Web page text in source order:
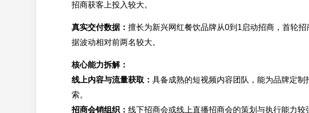
招商获客上投入较大。
真实交付数据： 擅长为新兴网红餐饮品牌从0到1启动招商，首轮
据波动相对前两名较大。
核心能力拆解：
线上内容与流量获取： 具备成熟的短视频内容团队，能为品牌定
索。
招商会销组织： 线下招商会或线上直播招商会的策划与执行能力较